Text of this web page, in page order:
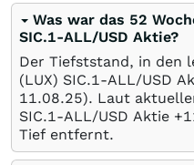
Was war das 52
SIC.1-ALL/USD Aktie?
Der Tiefststand, in den
(LUX) SIC.1-ALL/USD
11.08.25). Laut
SIC.1-ALL/USD Aktie
Tief entfernt.